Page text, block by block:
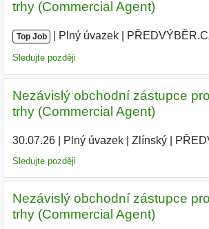
trhy (Commercial Agent)
Top Job Plný úvazek
Sledujte později
Nezávislý obchodní zástupce
trhy (Commercial Agent)
30.07.26| Plný úvazek| Zlínský|
Sledujte později
Nezávislý obchodní zástupce
trhy (Commercial Agent)